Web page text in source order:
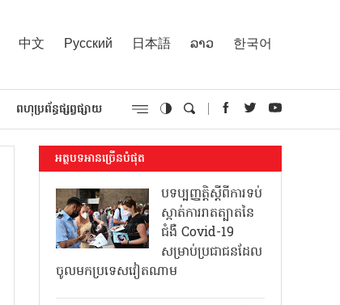
中文 Русский 日本語 ລາວ 한국어
ពហុប្រព័ន្ធផ្សព្វផ្សាយ
អត្ថបទអានច្រើនបំផុត
បទប្បញ្ញត្តិស្តីពីការទប់
ស្កាត់ការរាតត្បាតនៃ
ជំងឺ Covid-19
សម្រាប់ប្រជាជនដែល
ចូលមកប្រទេសវៀតណាម